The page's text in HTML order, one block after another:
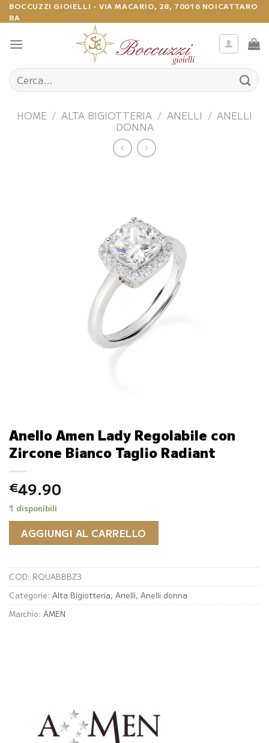
Salta
ai
contenuti
BOCCUZZI GIOIELLI - VIA MACARIO, 28, 70016 NOICATTARO
BA
Cerca:
HOME / ALTA BIGIOTTERIA / ANELLI / ANELLI
DONNA
Anello Amen Lady Regolabile con
Zircone Bianco Taglio Radiant
€49.90
1 disponibili
AGGIUNGI AL CARRELLO
COD: RQUABBBZ3
Categorie: Alta Bigiotteria, Anelli, Anelli donna
Marchio: AMEN